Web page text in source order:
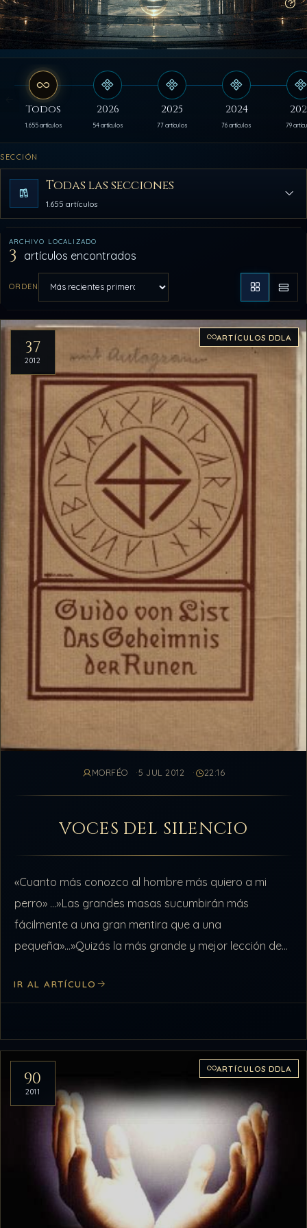
Todos
1.655 artículos
2026
54 artículos
2025
77 artículos
2024
76 artículos 79
SECCIÓN
Todas las secciones
1.655 artículos
ARCHIVO LOCALIZADO
3 artículos encontrados
ORDEN
Artículos del archivo
37
2012
ARTÍCULOS DDLA
MORFÉO 5 JUL 2012 22:16
VOCES DEL SILENCIO
«Cuanto más conozco al hombre más quiero a mi
perro» …»Las grandes masas sucumbirán más
fácilmente a una gran mentira que a una
pequeña»…»Quizás la más grande y mejor lección de
IR AL ARTÍCULO
90
2011
ARTÍCULOS DDLA